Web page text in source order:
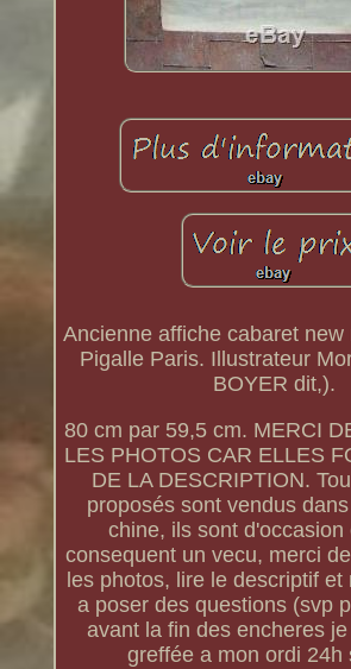
Ancienne affiche cabaret
Pigalle Paris. Illustrateur
BOYER dit,).
80 cm par 59,5 cm. MERCI
LES PHOTOS CAR ELLES
DE LA DESCRIPTION.
proposés sont vendus
chine, ils sont d'occasion
consequent un vecu, merci
les photos, lire le descriptif
a poser des questions (svp
avant la fin des encheres
greffée a mon ordi 24h